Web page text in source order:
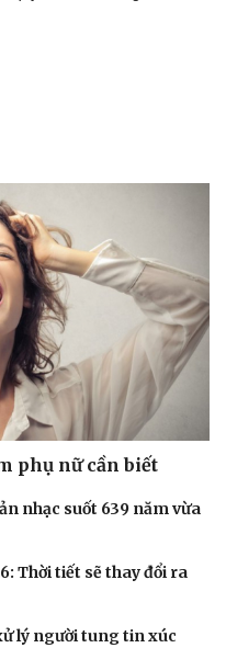
Chuyển đổi số
phụ nữ cần biết
nhạc suốt 639 năm vừa
Thời tiết sẽ thay đổi ra
lý người tung tin xúc